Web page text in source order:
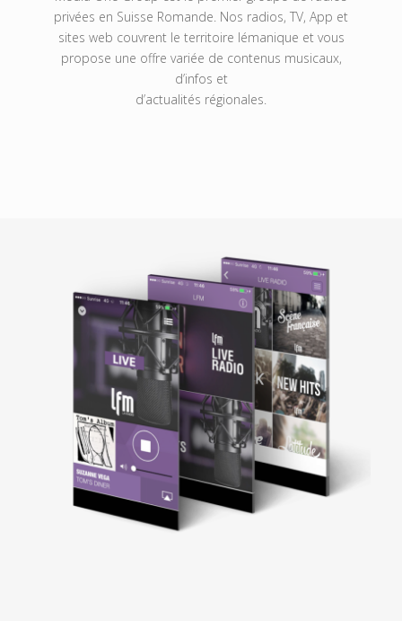
privées en Suisse Romande. Nos radios, TV, App et
sites web couvrent le territoire lémanique et vous
propose une offre variée de contenus musicaux,
d’infos et
d’actualités régionales.